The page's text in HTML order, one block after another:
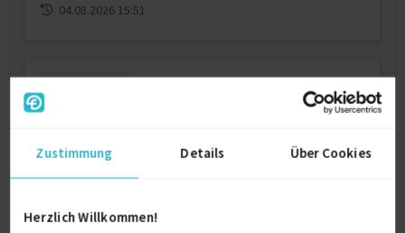
Zustimmung Details Über Cookies
Herzlich Willkommen!
04.08.2026 15:51
Management (m/w/d)